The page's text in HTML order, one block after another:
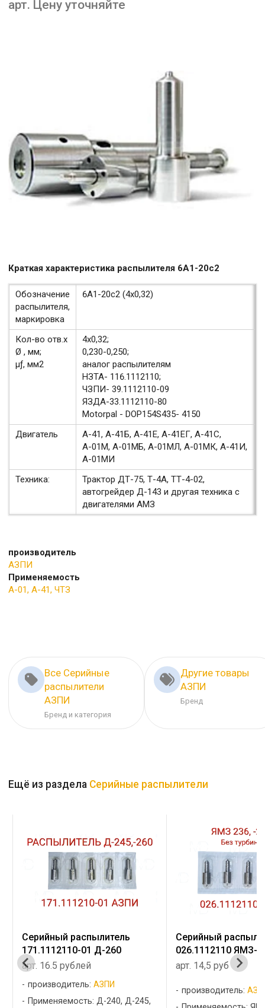
арт. Цену уточняйте
Краткая характеристика распылителя 6А1-20с2
Обозначение
распылителя,
маркировка
6А1-20с2 (4х0,32)
Кол-во отв.х
Ø , мм;
μƒ, мм2
4х0,32;
0,230-0,250;
аналог распылителям
НЗТА- 116.1112110;
ЧЗПИ- 39.1112110-09
ЯЗДА-33.1112110-80
Motorpal - DOP154S435- 4150
Двигатель
А-41, А-41Б, А-41Е, А-41ЕГ, А-41С,
А-01М, А-01МБ, А-01МЛ, А-01МК, А-41И,
А-01МИ
Техника:
Трактор ДТ-75, Т-4А, ТТ-4-02,
автогрейдер Д-143 и другая техника с
двигателями АМЗ
производитель
АЗПИ
Применяемость
А-01, А-41, ЧТЗ
Все Серийные
распылители
АЗПИ
Бренд и категория
Другие товары
АЗПИ
Бренд
Ещё из раздела Серийные распылители
Серийный распылитель
026.1112110 ЯМЗ-236
арт. 14,5 руб
производитель:АЗПИ
Серийный
0261.1112110 ЯМЗ-
арт. 15 руб
производитель: